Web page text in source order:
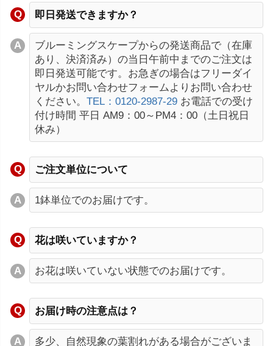
即日発送できますか？
ブルーミングスケープからの発送商品で（在庫
あり、決済済み）の当日午前中までのご注文は
即日発送可能です。お急ぎの場合はフリーダイ
ヤルかお問い合わせフォームよりお問い合わせ
ください。 TEL：0120-2987-29 お電話での受け
付け時間 平日 AM9：00～PM4：00（土日祝日
休み）
ご注文単位について
1鉢単位でのお届けです。
花は咲いていますか？
お花は咲いていない状態でのお届けです。
お届け時の注意点は？
多少、自然現象の葉割れがある場合がございま